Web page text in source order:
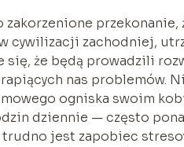
cywilizacji zachodniej,
się, że będą prowadzili
nas problemów.
ogniska swoim
dziennie — często
trudno jest zapobiec